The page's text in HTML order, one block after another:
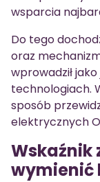
wsparcia
Do tego
oraz
wprowadził
technologiach.
sposób
elektrycznych
Wskaźnik
wymienić